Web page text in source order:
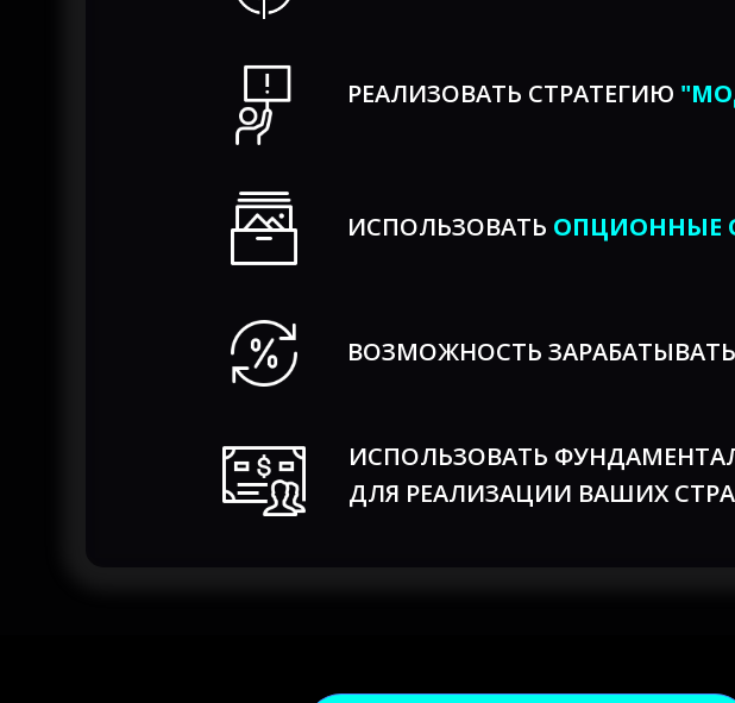
РЕАЛИЗОВАТЬ СТРАТЕГИЮ
ИСПОЛЬЗОВАТЬ ОПЦИОННЫЕ
ВОЗМОЖНОСТЬ
ИСПОЛЬЗОВАТЬ
ДЛЯ РЕАЛИЗАЦИИ ВАШИХ